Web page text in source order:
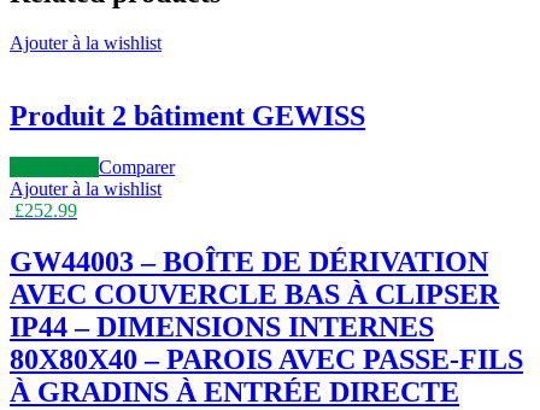
Ajouter à la wishlist
Produit 2 bâtiment GEWISS
Comparer
Ajouter à la wishlist
£252.99
GW44003 – BOÎTE DE DÉRIVATION
AVEC COUVERCLE BAS À CLIPSER
IP44 – DIMENSIONS INTERNES
80X80X40 – PAROIS AVEC PASSE-FILS
À GRADINS À ENTRÉE DIRECTE